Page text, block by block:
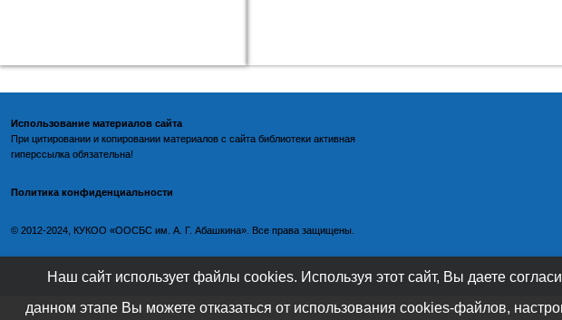
Использование материалов сайта
При цитировании и копировании материалов с сайта библиотеки активная
гиперссылка обязательна!
Политика конфиденциальности
©️ 2012-2024, КУКОО «ООСБС им. А. Г. Абашкина». Все права защищены.
Наш сайт использует файлы cookies. Используя этот сайт, Вы даете
данном этапе Вы можете отказаться от использования cookies-файлов,